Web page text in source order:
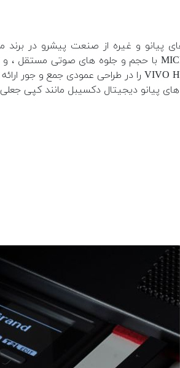
های پیانو دیجیتال دکسیبل مانند کپی